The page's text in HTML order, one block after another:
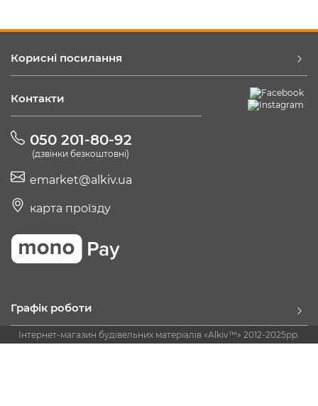
Корисні посилання
Контакти
050 201-80-92
(дзвінки безкоштовні)
emarket@alkiv.ua
карта проїзду
Графік роботи
Інтернет-магазин будівельних матеріалів «Alkiv™» 2012-2025рр.